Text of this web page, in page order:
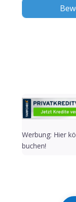
Werbung: Hier
buchen!